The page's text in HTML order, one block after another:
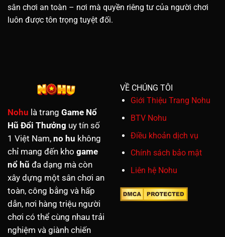
sân chơi an toàn – nơi mà quyền riêng tư của người chơi
luôn được tôn trọng tuyệt đối.
Nohu là trang Game Nổ
Hũ Đổi Thưởng uy tín số
1 Việt Nam, no hu không
chỉ mang đến kho game
nổ hũ đa dạng mà còn
xây dựng một sân chơi an
toàn, công bằng và hấp
dẫn, nơi hàng triệu người
chơi có thể cùng nhau trải
nghiệm và giành chiến
VỀ CHÚNG TÔI
Giới Thiệu Trang Nohu
BTV Nohu
Điều khoản dịch vụ
Chính sách bảo mật
Liên hệ Nohu